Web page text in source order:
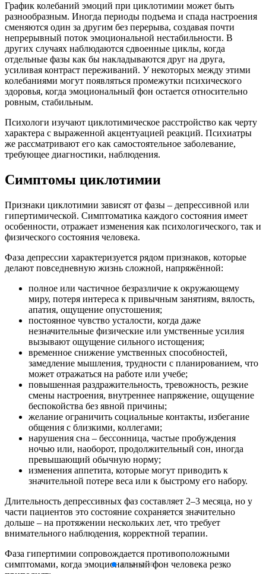
График колебаний эмоций при циклотимии может быть
разнообразным. Иногда периоды подъема и спада настроения
сменяются один за другим без перерыва, создавая почти
непрерывный поток эмоциональной нестабильности. В
других случаях наблюдаются сдвоенные циклы, когда
отдельные фазы как бы накладываются друг на друга,
усиливая контраст переживаний. У некоторых между этими
колебаниями могут появляться промежутки психического
здоровья, когда эмоциональный фон остается относительно
ровным, стабильным.
Психологи изучают циклотимическое расстройство как черту
характера с выраженной акцентуацией реакций. Психиатры
же рассматривают его как самостоятельное заболевание,
требующее диагностики, наблюдения.
Симптомы циклотимии
Признаки циклотимии зависят от фазы – депрессивной или
гипертимической. Симптоматика каждого состояния имеет
особенности, отражает изменения как психологического, так и
физического состояния человека.
Фаза депрессии характеризуется рядом признаков, которые
делают повседневную жизнь сложной, напряжённой:
полное или частичное безразличие к окружающему
миру, потеря интереса к привычным занятиям, вялость,
апатия, ощущение опустошения;
постоянное чувство усталости, когда даже
незначительные физические или умственные усилия
вызывают ощущение сильного истощения;
временное снижение умственных способностей,
замедление мышления, трудности с планированием, что
может отражаться на работе или учебе;
повышенная раздражительность, тревожность, резкие
смены настроения, внутреннее напряжение, ощущение
беспокойства без явной причины;
желание ограничить социальные контакты, избегание
общения с близкими, коллегами;
нарушения сна – бессонница, частые пробуждения
ночью или, наоборот, продолжительный сон, иногда
превышающий обычную норму;
изменения аппетита, которые могут приводить к
значительной потере веса или к быстрому его набору.
Длительность депрессивных фаз составляет 2–3 месяца, но у
части пациентов это состояние сохраняется значительно
дольше – на протяжении нескольких лет, что требует
внимательного наблюдения, корректной терапии.
Фаза гипертимии сопровождается противоположными
симптомами, когда эмоциональный фон человека резко